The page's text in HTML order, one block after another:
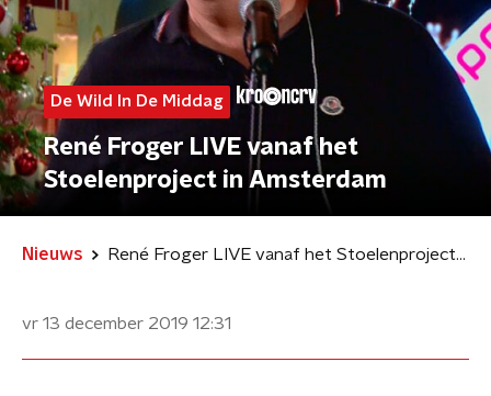
De Wild In De Middag
René Froger LIVE vanaf het
Stoelenproject in Amsterdam
Nieuws René Froger LIVE vanaf het Stoelenproject in Amsterdam
vr 13 december 2019 12:31